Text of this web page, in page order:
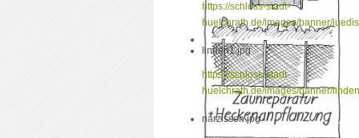
https://schloss-stadt-
huelchrath.de/images/banner/
linden1.jpg
https://schloss-stadt-
huelchrath.de/images/banner/
narzissen.jpg